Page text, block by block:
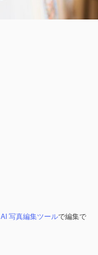
AI 写真編集ツールで編集で